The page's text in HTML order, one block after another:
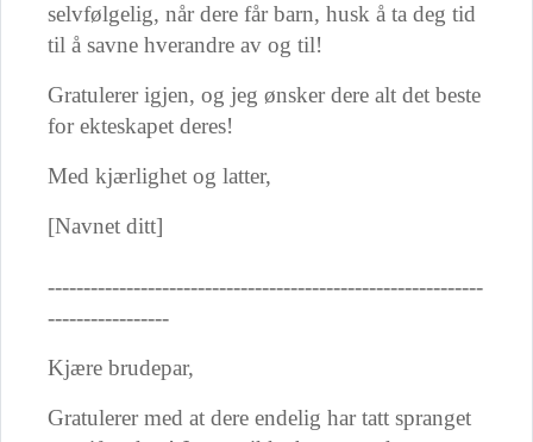
selvfølgelig, når dere får barn, husk å ta deg tid
til å savne hverandre av og til!
Gratulerer igjen, og jeg ønsker dere alt det beste
for ekteskapet deres!
Med kjærlighet og latter,
[Navnet ditt]
-------------------------------------------------------------
-----------------
Kjære brudepar,
Gratulerer med at dere endelig har tatt spranget